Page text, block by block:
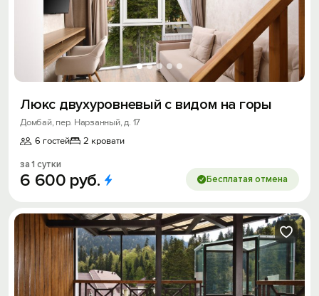
Люкс двухуровневый с видом на горы
Домбай, пер. Нарзанный, д. 17
6 гостей
2 кровати
за 1 сутки
6 600 руб. Бесплатая отмена